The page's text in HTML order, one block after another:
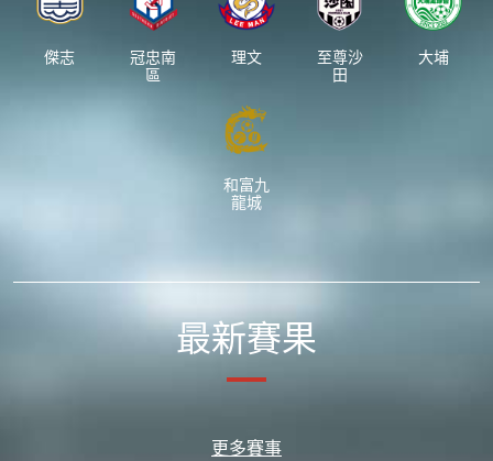
傑志
冠忠南
區
理文
至尊沙
田
大埔
和富九
龍城
最新賽果
更多賽事